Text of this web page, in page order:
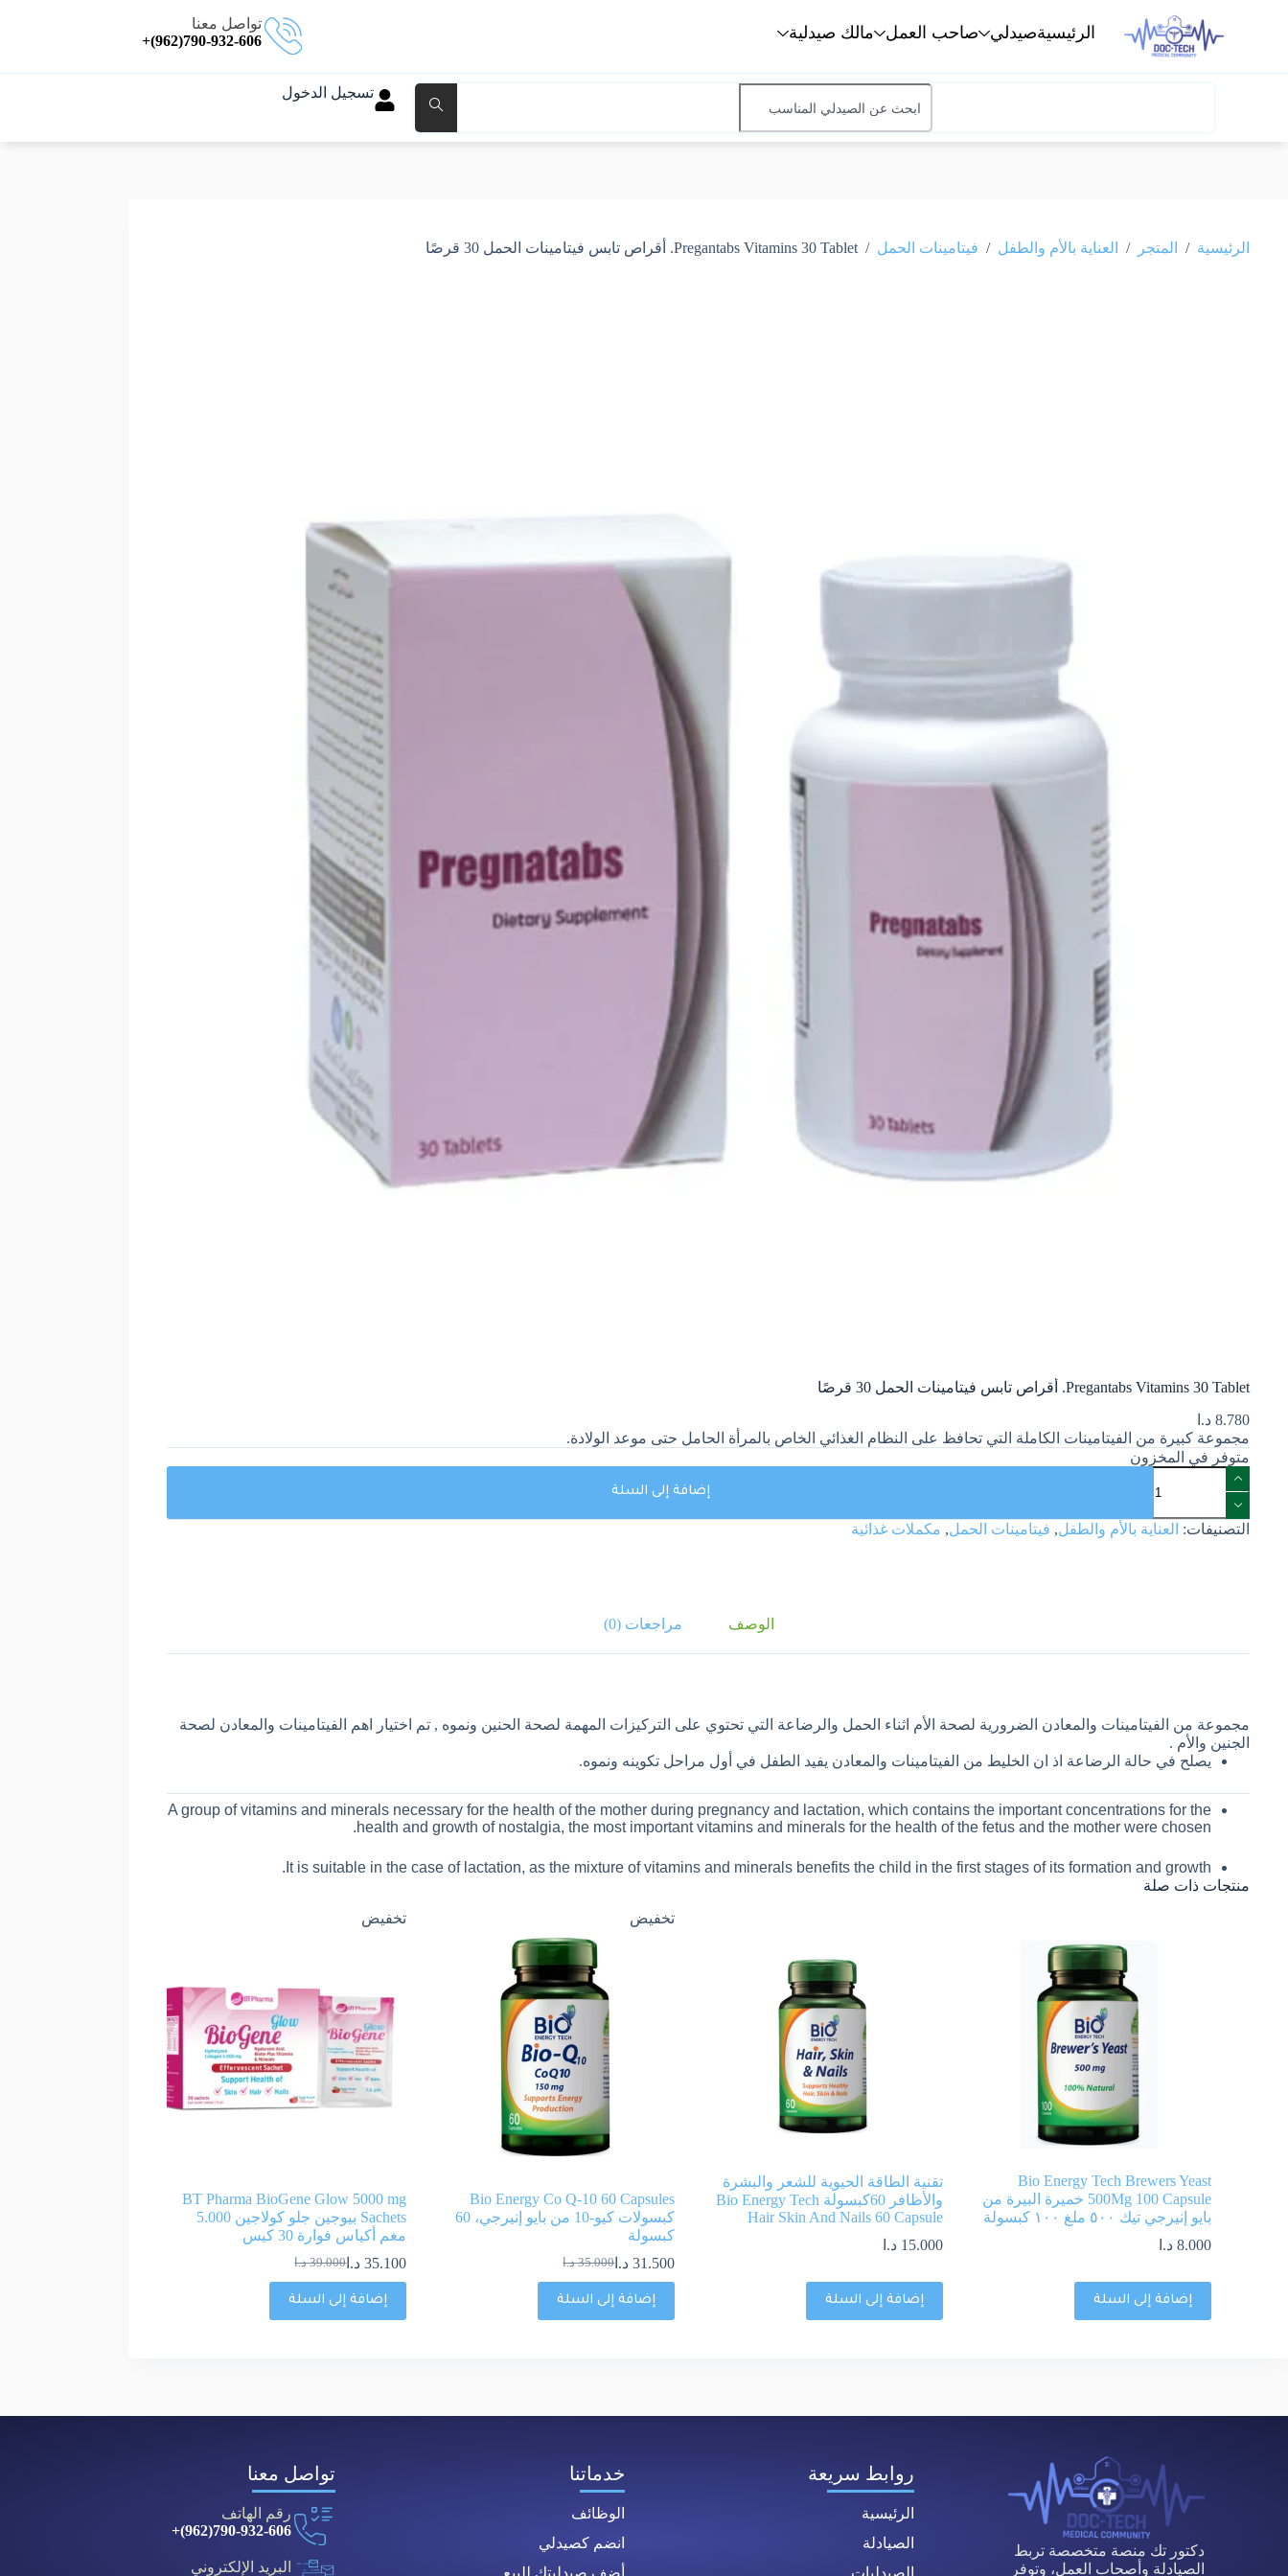
الرئيسيةصيدلي صاحب العمل مالك صيدلية
تواصل معنا
790-932-606(962)+
تسجيل الدخول
الرئيسية / المتجر / العناية بالأم والطفل / فيتامينات الحمل / Pregantabs Vitamins 30 Tablet. أقراص تابس فيتامينات الحمل 30 قرصًا
Pregantabs Vitamins 30 Tablet. أقراص تابس فيتامينات الحمل 30 قرصًا
8.780 د.ا
مجموعة كبيرة من الفيتامينات الكاملة التي تحافظ على النظام الغذائي الخاص بالمرأة الحامل حتى موعد الولادة.
متوفر في المخزون
إضافة إلى السلة
التصنيفات: العناية بالأم والطفل, فيتامينات الحمل, مكملات غذائية
الوصف مراجعات (0)
مجموعة من الفيتامينات والمعادن الضرورية لصحة الأم اثناء الحمل والرضاعة التي تحتوي على التركيزات المهمة لصحة الحنين ونموه , تم اختيار اهم الفيتامينات والمعادن لصحة
الجنين والأم .
يصلح في حالة الرضاعة اذ ان الخليط من الفيتامينات والمعادن يفيد الطفل في أول مراحل تكوينه ونموه.
A group of vitamins and minerals necessary for the health of the mother during pregnancy and lactation, which contains the important concentrations for the
health and growth of nostalgia, the most important vitamins and minerals for the health of the fetus and the mother were chosen.
It is suitable in the case of lactation, as the mixture of vitamins and minerals benefits the child in the first stages of its formation and growth.
منتجات ذات صلة
Bio Energy Tech Brewers Yeast
500Mg 100 Capsule خميرة البيرة من
بايو إنيرجي تيك ٥٠٠ ملغ ١٠٠ كبسولة
8.000 د.ا
إضافة إلى السلة
تقنية الطاقة الحيوية للشعر والبشرة
والأظافر 60كبسولة Bio Energy Tech
Hair Skin And Nails 60 Capsule
15.000 د.ا
إضافة إلى السلة
تخفيض
Bio Energy Co Q-10 60 Capsules
كبسولات كيو-10 من بايو إنيرجي، 60
كبسولة
35.000 د.ا 31.500 د.ا
إضافة إلى السلة
تخفيض
BT Pharma BioGene Glow 5000 mg
Sachets بيوجين جلو كولاجين 5.000
مغم أكياس فوارة 30 كيس
39.000 د.ا 35.100 د.ا
إضافة إلى السلة
دكتور تك منصة متخصصة تربط
الصيادلة وأصحاب العمل، وتوفر
روابط سريعة
الرئيسية
الصيادلة
خدماتنا
الوظائف
انضم كصيدلي
تواصل معنا
رقم الهاتف
790-932-606(962)+
البريد الإلكتروني